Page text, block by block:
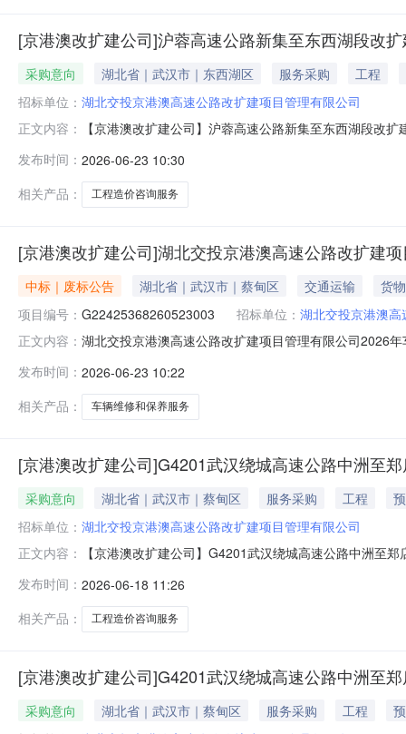
[京港澳改扩建公司]沪蓉高速公路新集至东西湖段改
采购意向 湖北省｜武汉市｜东西湖区 服务采购
工程
招标单位： 湖北交投京港澳高速公路改扩建项目管理有限公司
正文内容：
【京港澳改扩建公司】沪蓉高速公路新集至东西湖段改
段)相接的既有新集枢纽互通东，经长江新区、黄陂区和
门段，与在建京港澳高
发布时间： 2026-06-23 10:30
相关产品：
工程造价咨询服务
[京港澳改扩建公司]湖北交投京港澳高速公路改扩建
中标｜废标公告 湖北省｜武汉市｜蔡甸区 交通运输
货物
项目编号： G22425368260523003 招标单位： 湖北交投京港澳
正文内容： 湖北交投京港澳高速公路改扩建项目管理有限公司2026
G22425368260523003)进行采购，因通过初步评审的供
败。特此公告！采购人：湖
发布时间： 2026-06-23 10:22
相关产品：
车辆维修和保养服务
[京港澳改扩建公司]G4201武汉绕城高速公路中洲至
采购意向 湖北省｜武汉市｜蔡甸区 服务采购 工程
招标单位： 湖北交投京港澳高速公路改扩建项目管理有限公司
正文内容：
【京港澳改扩建公司】G4201武汉绕城高速公路中洲至
速公路藏龙岛枢纽互通东，接在建的G4201武汉绕城高
G4京港澳高
发布时间： 2026-06-18 11:26
相关产品：
工程造价咨询服务
[京港澳改扩建公司]G4201武汉绕城高速公路中洲至
采购意向 湖北省｜武汉市｜蔡甸区 服务采购 工程